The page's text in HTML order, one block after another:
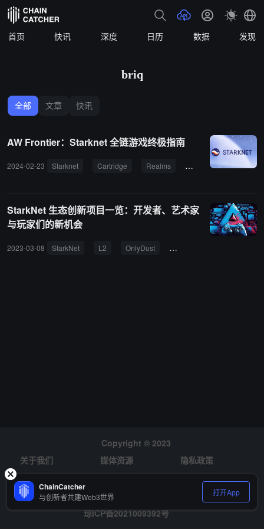
首页 快讯 深度 日历 数据 发现
briq
全部 文章 快讯
AW Frontier：Starknet 全链游戏终极指南
2024-02-23 Starknet Cartridge Realms Loot Survivor Briq
StarkNet 生态创新项目一览：开发者、艺术家
与玩家们的新机会
2023-03-08 StarkNet L2 OnlyDust Briq
Copyright © 2023
关于我们
媒体资源
隐私政策
风险提示
招聘
琼ICP备2021009392号
ChainCatcher
与创新者共建Web3世界 打开App